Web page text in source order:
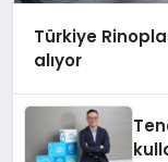
Türkiye
alıyor